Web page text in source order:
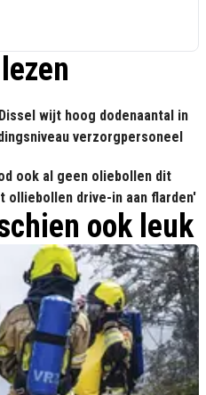
wijt hoog dodenaantal in
verzorgpersoneel
ook al geen oliebollen dit
olliebollen drive-in aan flarden'
ook leuk